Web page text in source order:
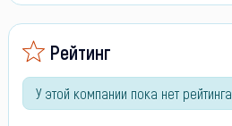
Рейтинг
У этой компании пока нет рейтинга